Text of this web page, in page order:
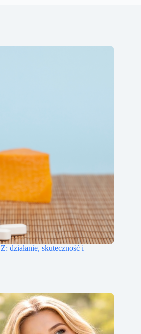
działanie, skuteczność i